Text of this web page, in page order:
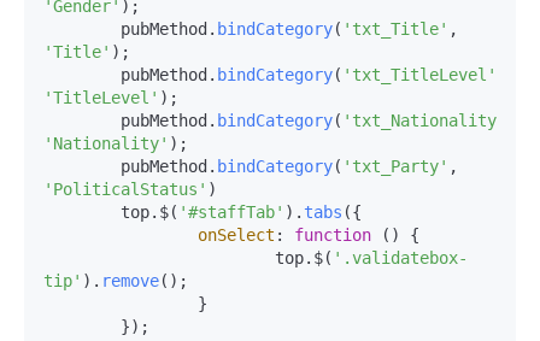
'Gender' );
	pubMethod.
bindCategory( 'txt_Title'
'Title' );
	pubMethod.
bindCategory( 'txt_TitleLevel'
'TitleLevel' );
	pubMethod.
bindCategory( 'txt_Nationality'
'Nationality' );
	pubMethod.
bindCategory( 'txt_Party'
'PoliticalStatus' )
	top.$(
'#staffTab' ). tabs ({
onSelect : function ( ) {
			top.$(
'.validatebox-
tip' ). remove();